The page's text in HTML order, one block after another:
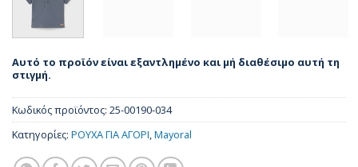
Αυτό το προϊόν είναι εξαντλημένο και μή διαθέσιμο αυτή τη
στιγμή.
Κωδικός προϊόντος: 25-00190-034
Κατηγορίες: ΡΟΥΧΑ ΓΙΑ ΑΓΟΡΙ,Mayoral